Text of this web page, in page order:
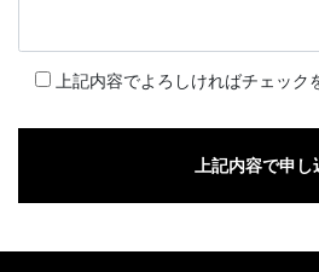
上記内容でよろしければチェッ